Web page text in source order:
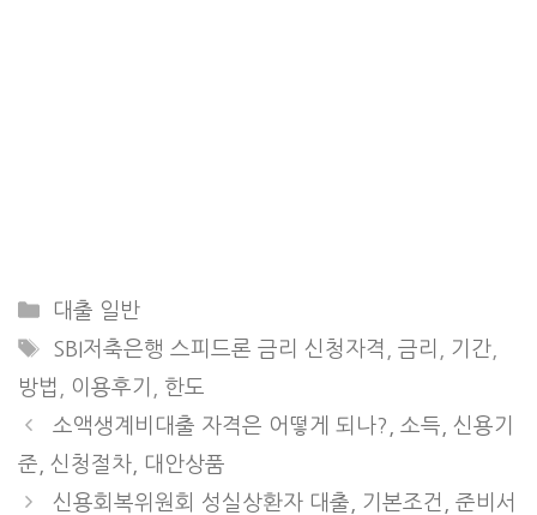
Categories
대출 일반
Tags
SBI저축은행 스피드론 금리 신청자격 금리 기간,
방법
이용후기
한도
소액생계비대출 자격은 어떻게 되나?, 소득, 신용기
준, 신청절차, 대안상품
신용회복위원회 성실상환자 대출, 기본조건, 준비서